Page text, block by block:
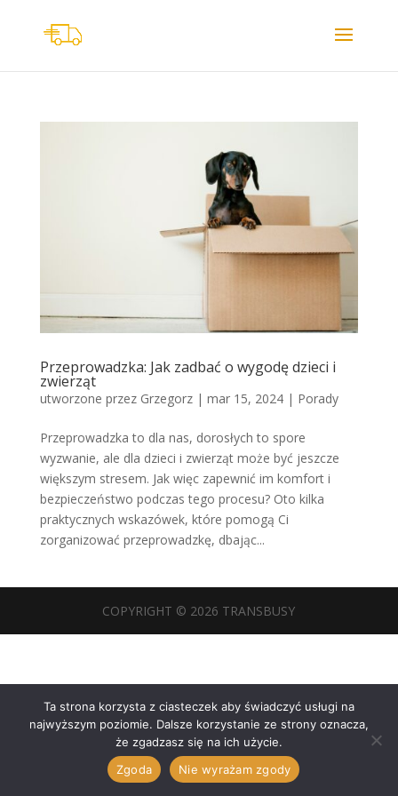
Przeprowadzka: Jak zadbać o wygodę dzieci i
zwierząt
utworzone przez Grzegorz| mar 15, 2024| Porady
Przeprowadzka to dla nas, dorosłych to spore
wyzwanie, ale dla dzieci i zwierząt może być jeszcze
większym stresem. Jak więc zapewnić im komfort i
bezpieczeństwo podczas tego procesu? Oto kilka
praktycznych wskazówek, które pomogą Ci
zorganizować przeprowadzkę, dbając...
COPYRIGHT © 2026 TRANSBUSY
Ta strona korzysta z ciasteczek aby świadczyć usługi na
najwyższym poziomie. Dalsze korzystanie ze strony oznacza,
że zgadzasz się na ich użycie.
Zgoda
Nie wyrażam zgody